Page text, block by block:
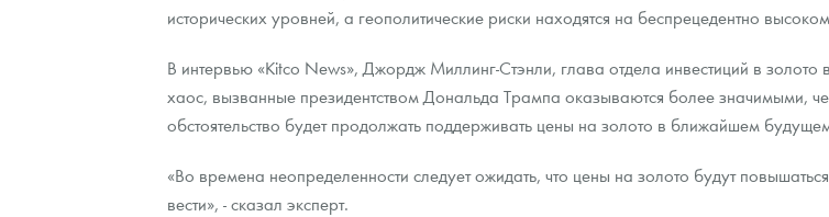
Золотые слитки
Гарри Поттер
Выкуп серебряных монет
Вопрос - ответ
Условия возврата
Георгий Победоносец - динамика цен
Лом выкуп
О нас
исторических уровней, а геополитические риски находятся на беспрецедентно
В интервью «Kitco News», Джордж Миллинг-Стэнли, глава отдела инвестиций в золото
хаос, вызванные президентством Дональда Трампа оказываются более значимыми,
обстоятельство будет продолжать поддерживать цены на золото в ближайшем
«Во времена неопределенности следует ожидать, что цены на золото будут
вести», - сказал эксперт.